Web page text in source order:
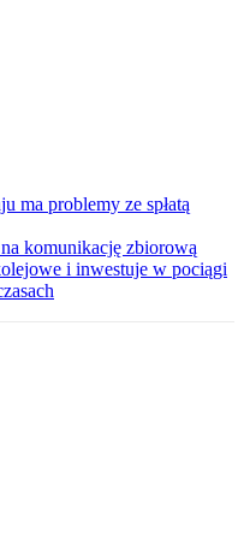
ma problemy ze spłatą
komunikację zbiorową
i inwestuje w pociągi